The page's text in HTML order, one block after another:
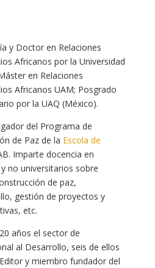
y Doctor en Relaciones
Africanos por la Universidad
en Relaciones
Africanos UAM; Posgrado
por la UAQ (México).
del Programa de
de Paz de la Escola de
Imparte docencia en
no universitarios sobre
de paz,
gestión de proyectos y
etc.
años el sector de
al Desarrollo, seis de ellos
y miembro fundador del